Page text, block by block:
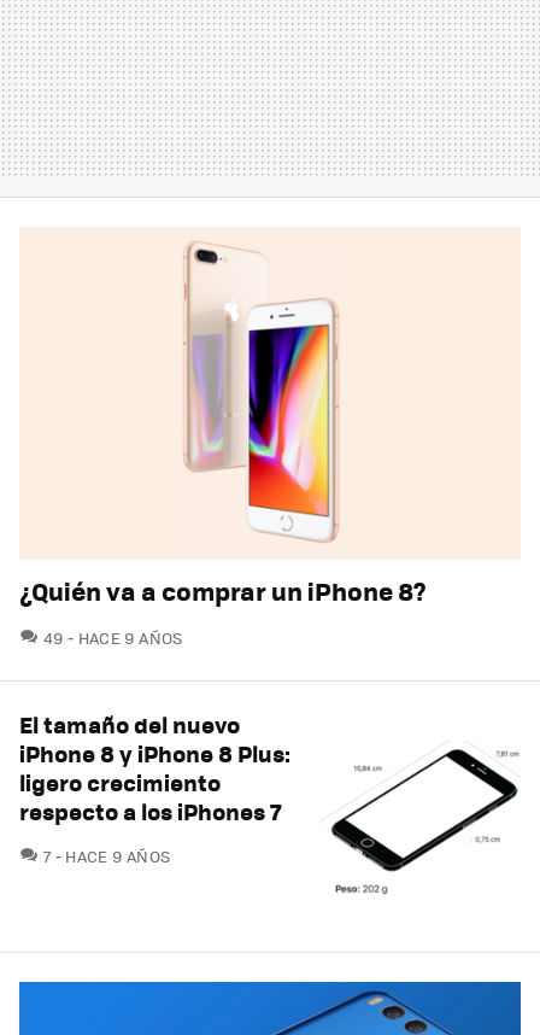
¿Quién va a comprar un iPhone 8?
49 COMENTARIOS
HACE 9 AÑOS
El tamaño del nuevo
iPhone 8 y iPhone 8 Plus:
ligero crecimiento
respecto a los iPhones 7
7COMENTARIOS
HACE 9 AÑOS